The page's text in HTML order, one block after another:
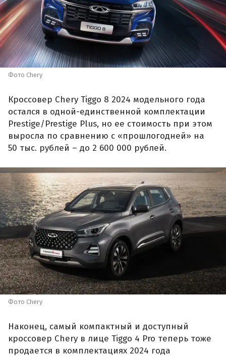
Фото Chery
Кроссовер Chery Tiggo 8 2024 модельного года
остался в одной-единственной комплектации
Prestige/Prestige Plus, но ее стоимость при этом
выросла по сравнению с «прошлогодней» на
50 тыс. рублей – до 2 600 000 рублей.
Фото Chery
Наконец, самый компактный и доступный
кроссовер Chery в лице Tiggo 4 Pro теперь тоже
продается в комплектациях 2024 года